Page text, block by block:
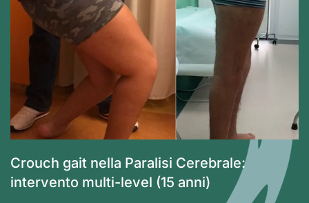
Crouch gait nella Paralisi Cerebrale:
intervento multi-level (15 anni)